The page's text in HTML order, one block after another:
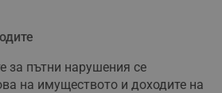
за пътни нарушения се
на имуществото и доходите на